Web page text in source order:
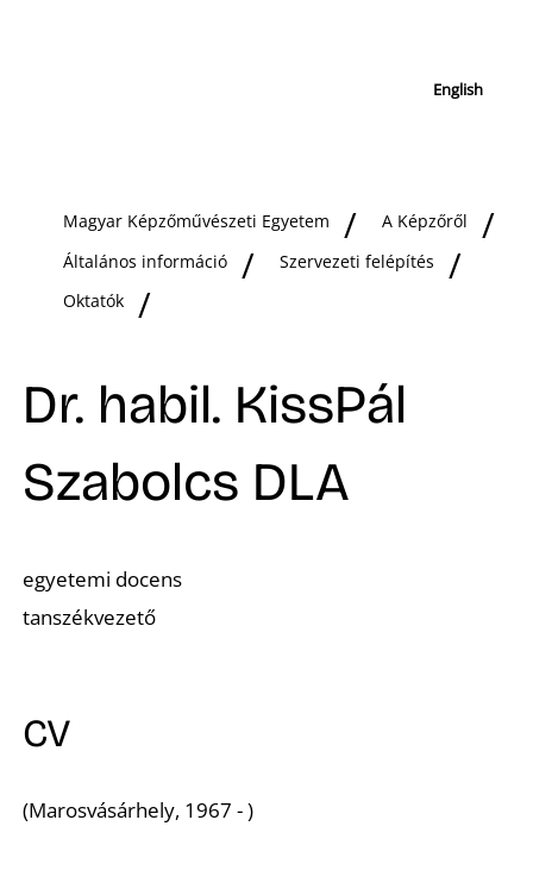
English
Magyar Képzőművészeti Egyetem
A Képzőről
Általános információ
Szervezeti felépítés
Oktatók
Dr. habil. KissPál
Szabolcs DLA
egyetemi docens
tanszékvezető
CV
(Marosvásárhely, 1967 - )